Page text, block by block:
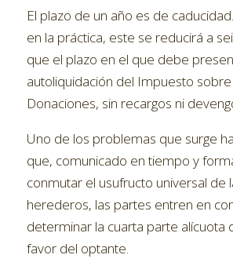
El plazo de un año es de
en la práctica, este se reducirá a
que el plazo en el que debe
autoliquidación del Impuesto
Donaciones, sin recargos ni
Uno de los problemas que surge
que, comunicado en tiempo y
conmutar el usufructo universal de
herederos, las partes entren en
determinar la cuarta parte alícuota
favor del optante.